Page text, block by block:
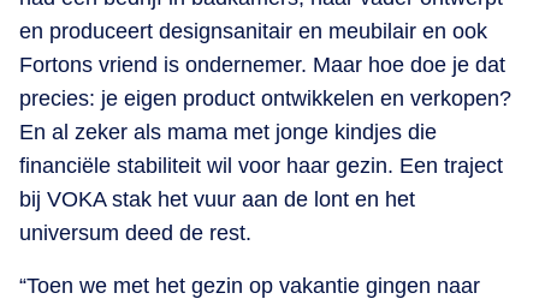
en produceert designsanitair en meubilair en ook
Fortons vriend is ondernemer. Maar hoe doe je dat
precies: je eigen product ontwikkelen en verkopen?
En al zeker als mama met jonge kindjes die
financiële stabiliteit wil voor haar gezin. Een traject
bij VOKA stak het vuur aan de lont en het
universum deed de rest.
“Toen we met het gezin op vakantie gingen naar